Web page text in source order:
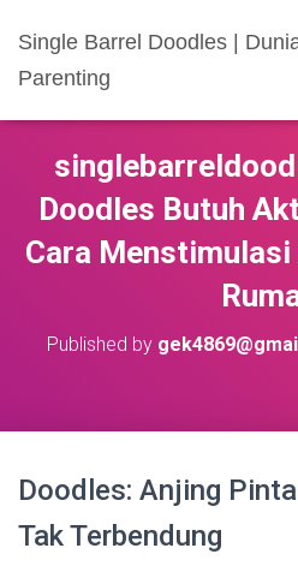
Single Barrel Doodles |
Parenting
Doodles Butuh
Cara
Published by
Doodles: Anjing
Tak Terbendung